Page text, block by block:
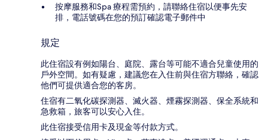
按摩服務和Spa 療程需預約，請聯絡住宿以便事先安
排，電話號碼在您的預訂確認電子郵件中
規定
此住宿設有例如陽台、庭院、露台等可能不適合兒童使用的
戶外空間。如有疑慮，建議您在入住前與住宿方聯絡，確認
他們可提供適合您的客房。
住宿有二氧化碳探測器、滅火器、煙霧探測器、保全系統和
急救箱，旅客可以安心入住。
此住宿接受信用卡及現金等付款方式。